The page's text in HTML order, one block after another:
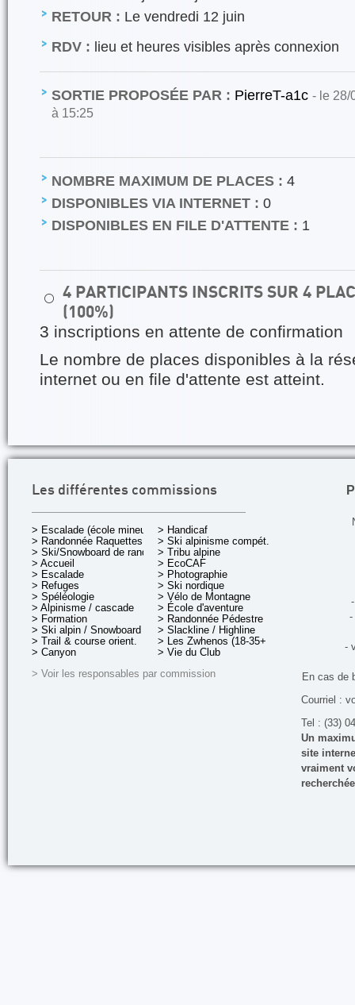
RETOUR : Le vendredi 12 juin
RDV : lieu et heures visibles après connexion
SORTIE PROPOSÉE PAR : PierreT-a1c - le 28/
à 15:25
NOMBRE MAXIMUM DE PLACES : 4
DISPONIBLES VIA INTERNET : 0
DISPONIBLES EN FILE D'ATTENTE : 1
⚪
4 PARTICIPANTS INSCRITS SUR 4
(100%)
3 inscriptions en attente de confirmation
Le nombre de places disponibles à la
internet ou en file d'attente est atteint.
Les différentes commissions
> Escalade (école mineurs)
> Randonnée Raquettes
> Ski/Snowboard de rando.
> Accueil
> Escalade
> Refuges
> Spéléologie
> Alpinisme / cascade
> Formation
> Ski alpin / Snowboard
> Trail & course orient.
> Canyon
> Handicaf
> Ski alpinisme compét.
> Tribu alpine
> EcoCAF
> Photographie
> Ski nordique
> Vélo de Montagne
> École d'aventure
> Randonnée Pédestre
> Slackline / Highline
> Les Zwhenos (18-35+ ans)
> Vie du Club
> Voir les responsables par commission
-
-
En cas de
Courriel :
Tel : (33)
Un
site
vraiment